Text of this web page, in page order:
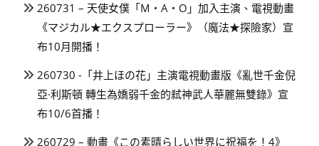
260731 – 天使女僕「M・A・O」加入主演、電視動畫
《マジカル★エクスプローラー》（魔法★探險家）宣
布10月開播！
260730 -「井上ほの花」主演電視動畫版《亂世千金倪
亞·利斯頓 轉生為嬌弱千金的弒神武人華麗無雙錄》宣
布10/6首播！
260729 – 動畫《この素晴らしい世界に祝福を！4》